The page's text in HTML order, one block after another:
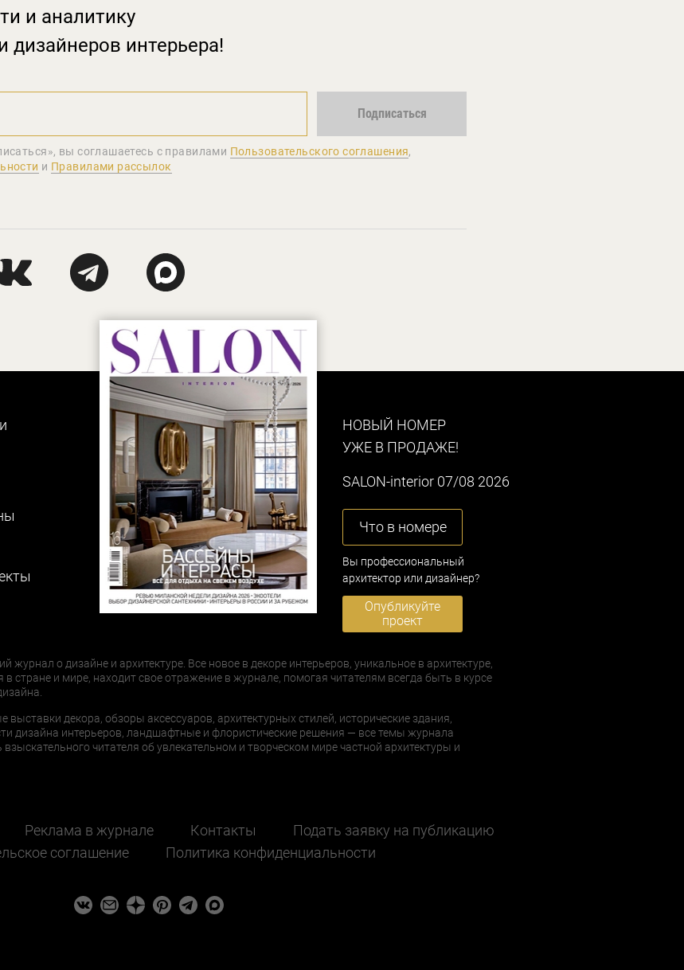
и аналитику
дизайнеров интерьера!
Подписаться
вы соглашаетеcь с правилами Пользовательского соглашения,
и Правилами рассылок
НОВЫЙ НОМЕР
УЖЕ В ПРОДАЖЕ!
SALON-interior 07/08 2026
Что в номере
Вы профессиональный
архитектор или дизайнер?
Опубликуйте
проект
журнал о дизайне и архитектуре. Все новое в декоре интерьеров, уникальное в архитектуре,
в стране и мире, находит свое отражение в журнале, помогая читателям всегда быть в курсе
декора, обзоры аксессуаров, архитектурных стилей, исторические здания,
дизайна интерьеров, ландшафтные и флористические решения — все темы журнала
читателя об увлекательном и творческом мире частной архитектуры и
Реклама в журнале Контакты
Подать заявку на публикацию
соглашение
Политика конфиденциальности